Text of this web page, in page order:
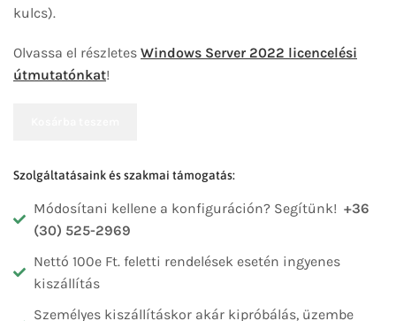
kulcs).
Olvassa el részletes Windows Server 2022 licencelési
útmutatónkat!
Szolgáltatásaink és szakmai támogatás:
Módosítani kellene a konfiguráción? Segítünk! +36
(30) 525-2969
Nettó 100e Ft. feletti rendelések esetén ingyenes
kiszállítás
Személyes kiszállításkor akár kipróbálás, üzembe